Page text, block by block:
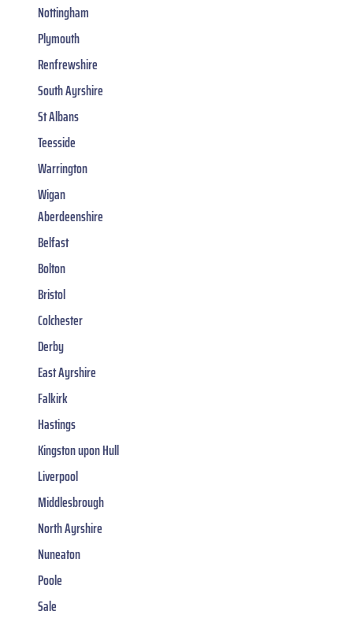
Nottingham
Plymouth
Renfrewshire
South Ayrshire
St Albans
Teesside
Warrington
Wigan
Aberdeenshire
Belfast
Bolton
Bristol
Colchester
Derby
East Ayrshire
Falkirk
Hastings
Kingston upon Hull
Liverpool
Middlesbrough
North Ayrshire
Nuneaton
Poole
Sale